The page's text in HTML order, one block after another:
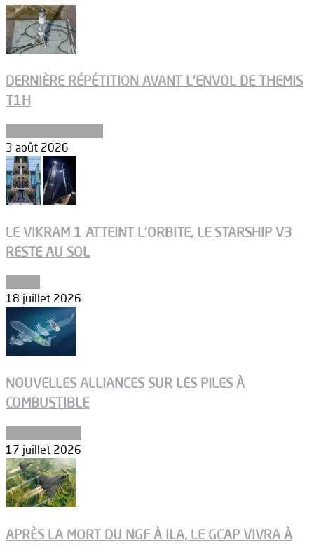
DERNIÈRE RÉPÉTITION AVANT L’ENVOL DE THEMIS
T1H
3 août 2026
LE VIKRAM 1 ATTEINT L’ORBITE, LE STARSHIP V3
RESTE AU SOL
18 juillet 2026
NOUVELLES ALLIANCES SUR LES PILES À
COMBUSTIBLE
17 juillet 2026
APRÈS LA MORT DU NGF À ILA, LE GCAP VIVRA À